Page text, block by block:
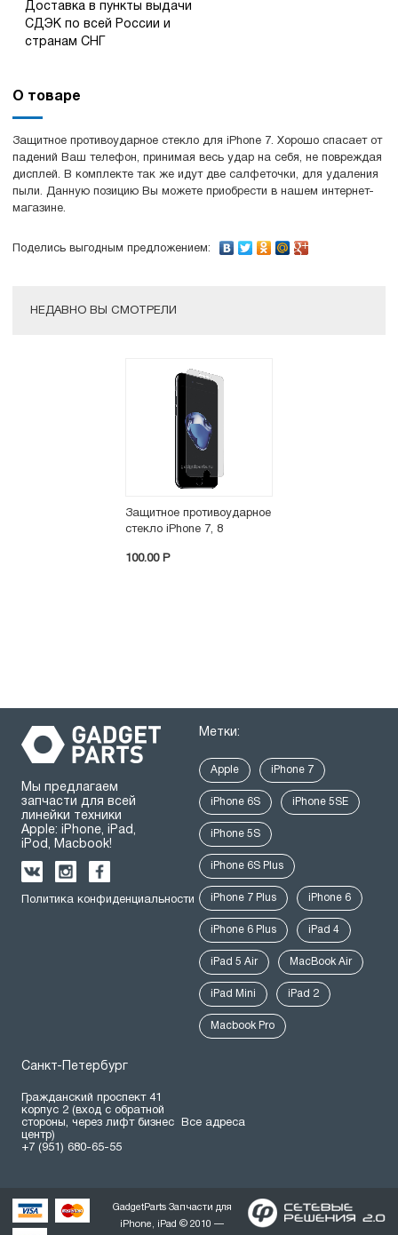
Доставка в пункты выдачи
СДЭК по всей России и
странам СНГ
О товаре
Защитное противоударное стекло для iPhone 7. Хорошо спасает от
падений Ваш телефон, принимая весь удар на себя, не повреждая
дисплей. В комплекте так же идут две салфеточки, для удаления
пыли. Данную позицию Вы можете приобрести в нашем интернет-
магазине.
Поделись выгодным предложением:
НЕДАВНО ВЫ СМОТРЕЛИ
Защитное противоударное
стекло iPhone 7, 8
100.00 P
Мы предлагаем
запчасти для всей
линейки техники
Apple: iPhone, iPad,
iPod, Macbook!
Политика конфиденциальности
Метки:
Apple iPhone 7
iPhone 6S iPhone 5SE
iPhone 5S
iPhone 6S Plus
iPhone 7 Plus iPhone 6
iPhone 6 Plus iPad 4
iPad 5 Air MacBook Air
iPad Mini iPad 2
Macbook Pro
Санкт-Петербург
Гражданский проспект 41
корпус 2 (вход с обратной
стороны, через лифт бизнес
центр)
+7 (951) 680-65-55
Все адреса
GadgetParts Запчасти для
iPhone, iPad © 2010 —